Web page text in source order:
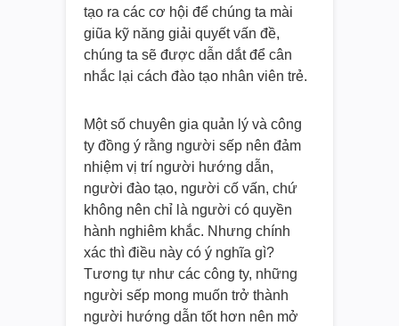
tạo ra các cơ hội để chúng ta mài
giũa kỹ năng giải quyết vấn đề,
chúng ta sẽ được dẫn dắt để cân
nhắc lại cách đào tạo nhân viên trẻ.
Một số chuyên gia quản lý và công
ty đồng ý rằng người sếp nên đảm
nhiệm vị trí người hướng dẫn,
người đào tạo, người cố vấn, chứ
không nên chỉ là người có quyền
hành nghiêm khắc. Nhưng chính
xác thì điều này có ý nghĩa gì?
Tương tự như các công ty, những
người sếp mong muốn trở thành
người hướng dẫn tốt hơn nên mở